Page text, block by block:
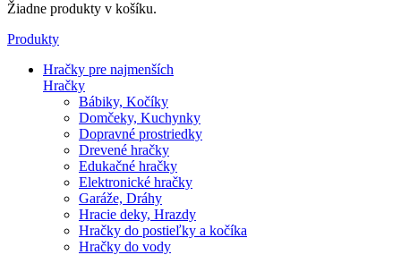
Žiadne produkty v košíku.
Produkty
Hračky pre najmenších
Hračky
Bábiky, Kočíky
Domčeky, Kuchynky
Dopravné prostriedky
Drevené hračky
Edukačné hračky
Elektronické hračky
Garáže, Dráhy
Hracie deky, Hrazdy
Hračky do postieľky a kočíka
Hračky do vody